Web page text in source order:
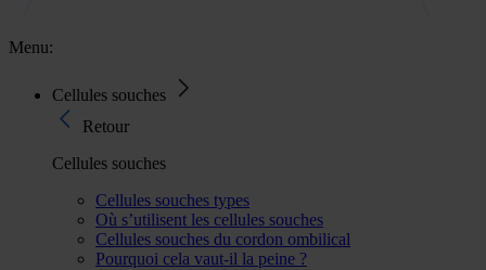
Menu:
Cellules souches
Retour
Cellules souches
Cellules souches types
Où s’utilisent les cellules souches
Cellules souches du cordon ombilical
Pourquoi cela vaut-il la peine ?